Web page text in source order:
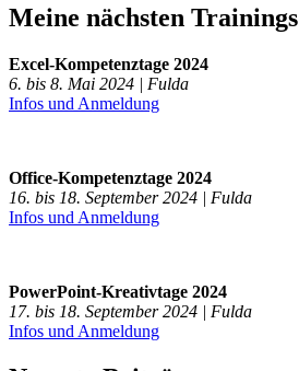
Meine nächsten Trainings
Excel-Kompetenztage 2024
6. bis 8. Mai 2024 | Fulda
Infos und Anmeldung
Office-Kompetenztage 2024
16. bis 18. September 2024 | Fulda
Infos und Anmeldung
PowerPoint-Kreativtage 2024
17. bis 18. September 2024 | Fulda
Infos und Anmeldung